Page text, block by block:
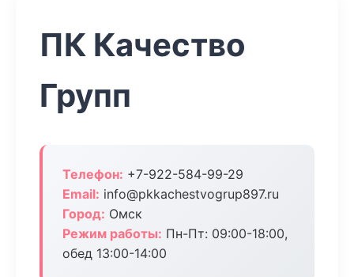
ПК Качество
Групп
Телефон: +7-922-584-99-29
Email: info@pkkachestvogrup897.ru
Город: Омск
Режим работы: Пн-Пт: 09:00-18:00,
обед 13:00-14:00